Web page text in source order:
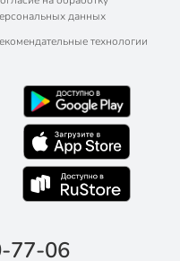
данных
технологии
77-06